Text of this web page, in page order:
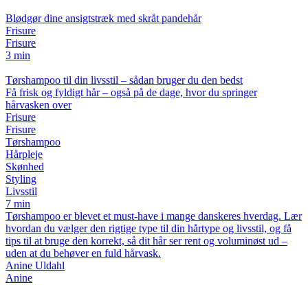
Blødgør dine ansigtstræk med skråt pandehår
Frisure
Frisure
3 min
Tørshampoo til din livsstil – sådan bruger du den bedst
Få frisk og fyldigt hår – også på de dage, hvor du springer
hårvasken over
Frisure
Frisure
Tørshampoo
Hårpleje
Skønhed
Styling
Livsstil
7 min
Tørshampoo er blevet et must-have i mange danskeres hverdag. Lær
hvordan du vælger den rigtige type til din hårtype og livsstil, og få
tips til at bruge den korrekt, så dit hår ser rent og voluminøst ud –
uden at du behøver en fuld hårvask.
Anine Uldahl
Anine